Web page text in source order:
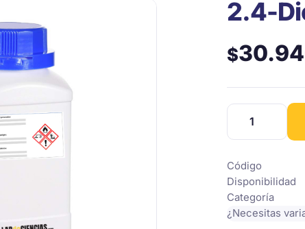
2.4-
$
2.4-
Diclorofenol
Código
Disponibilidad
Categoría
¿Necesitas